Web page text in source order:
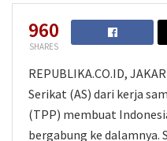
960
SHARES
REPUBLIKA.CO.ID,
Serikat (AS) dari kerja
(TPP) membuat
bergabung ke dalamnya.